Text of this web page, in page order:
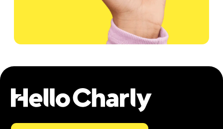
trouver mon métier